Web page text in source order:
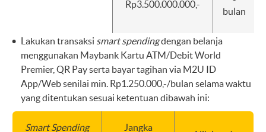
Rp3.500.000.000,-
bulan
Lakukan transaksi smart spendingdengan belanja
menggunakan Maybank Kartu ATM/Debit World
Premier, QR Pay serta bayar tagihan via M2U ID
App/Web senilai min. Rp1.250.000,-/bulan selama waktu
yang ditentukan sesuai ketentuan dibawah ini:
Smart Spending
Jangka